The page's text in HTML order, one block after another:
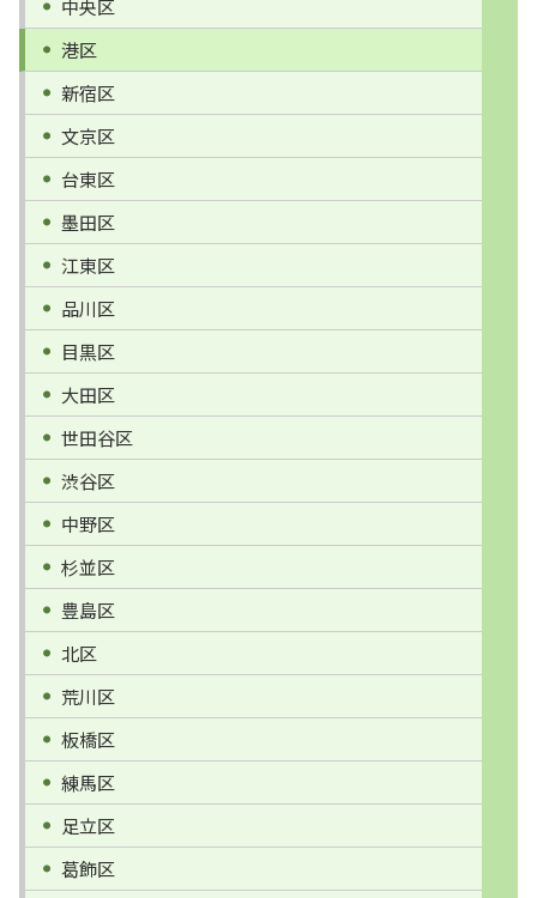
中央区
港区
新宿区
文京区
台東区
墨田区
江東区
品川区
目黒区
大田区
世田谷区
渋谷区
中野区
杉並区
豊島区
北区
荒川区
板橋区
練馬区
足立区
葛飾区